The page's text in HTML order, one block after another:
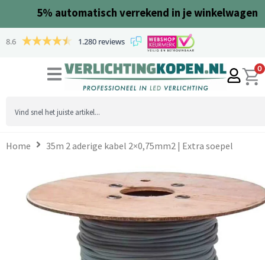
inhoud
5% automatisch verrekend in je winkelwagen
8.6 1.280 reviews
0
Home 35m 2 aderige kabel 2×0,75mm2 | Extra soepel